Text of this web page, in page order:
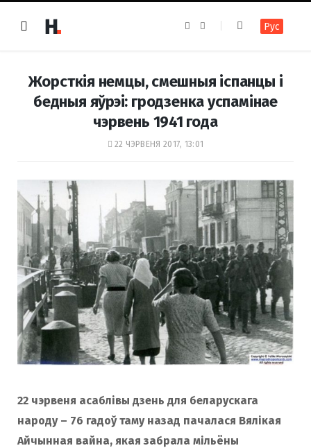
e
o
k
t
r
a
m
Рус
Жорсткія немцы, смешныя іспанцы і
бедныя яўрэі: гродзенка успамінае
чэрвень 1941 года
22 ЧЭРВЕНЯ 2017, 13:01
22 чэрвеня асаблівы дзень для беларускага
народу – 76 гадоў таму назад пачалася Вялікая
Айчынная вайна, якая забрала мільёны